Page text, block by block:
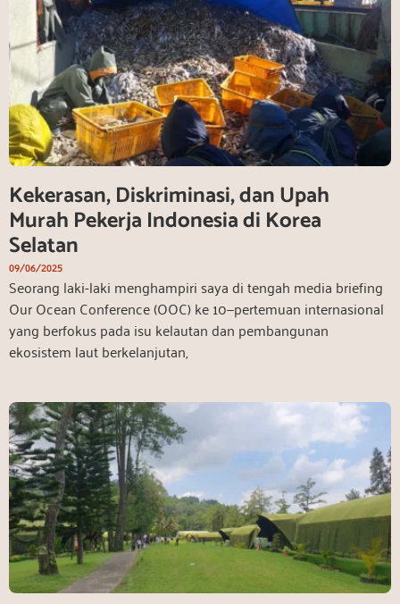
Kekerasan, Diskriminasi, dan Upah
Murah Pekerja Indonesia di Korea
Selatan
09/06/2025
Seorang laki-laki menghampiri saya di tengah media briefing
Our Ocean Conference (OOC) ke 10—pertemuan internasional
yang berfokus pada isu kelautan dan pembangunan
ekosistem laut berkelanjutan,